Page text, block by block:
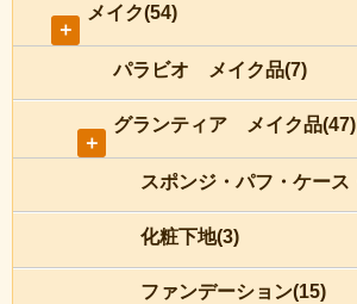
＋
メイク(54)
パラビオ メイク品(7)
＋
グランティア メイク品(47)
化粧下地(3)
ファンデーション(15)